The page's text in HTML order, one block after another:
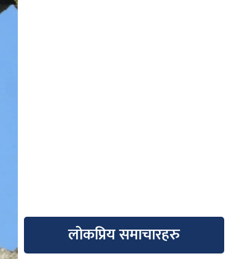
लोकप्रिय समाचारहरु